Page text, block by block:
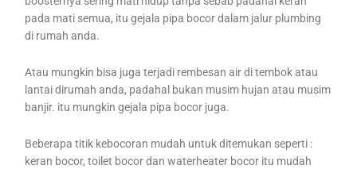
pada mati semua, itu gejala pipa bocor dalam jalur plumbing
di rumah anda.
Atau mungkin bisa juga terjadi rembesan air di tembok atau
lantai dirumah anda, padahal bukan musim hujan atau musim
banjir. itu mungkin gejala pipa bocor juga.
Beberapa titik kebocoran mudah untuk ditemukan seperti :
keran bocor, toilet bocor dan waterheater bocor itu mudah